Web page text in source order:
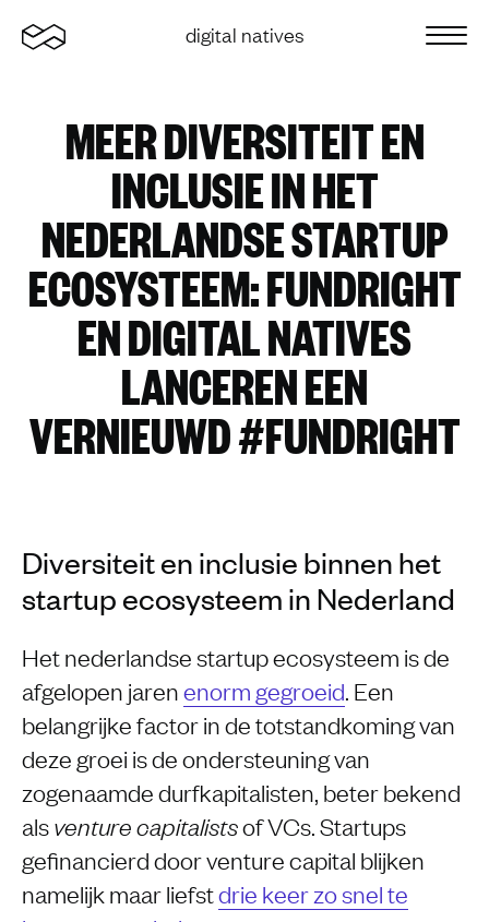
Home Sluit
digital natives
MEER DIVERSITEIT EN
INCLUSIE IN HET
NEDERLANDSE STARTUP
ECOSYSTEEM: FUNDRIGHT
EN DIGITAL NATIVES
LANCEREN EEN
VERNIEUWD #FUNDRIGHT
Diversiteit en inclusie binnen het
startup ecosysteem in Nederland
Het nederlandse startup ecosysteem is de
afgelopen jarenenorm gegroeid. Een
belangrijke factor in de totstandkoming van
deze groei is de ondersteuning van
zogenaamde durfkapitalisten, beter bekend
alsventure capitalistsof VCs. Startups
gefinancierd door venture capital blijken
namelijk maar liefstdrie keer zo snel te